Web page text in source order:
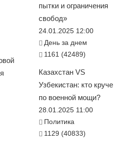
пытки и ограничения
свобод»
24.01.2025 12:00
День за днем
1161 (42489)
Казахстан VS
Узбекистан: кто круче
по военной мощи?
28.01.2025 11:00
Политика
1129 (40833)